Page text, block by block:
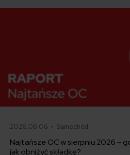
2026.08.06 • Samochód
Najtańsze OC w sierpniu 2026 –
jak obniżyć składkę?